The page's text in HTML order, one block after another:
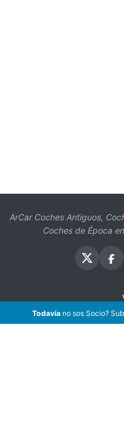
ArCar Coches Antiguos,
Coches de Época
Todavíano sos Socio?